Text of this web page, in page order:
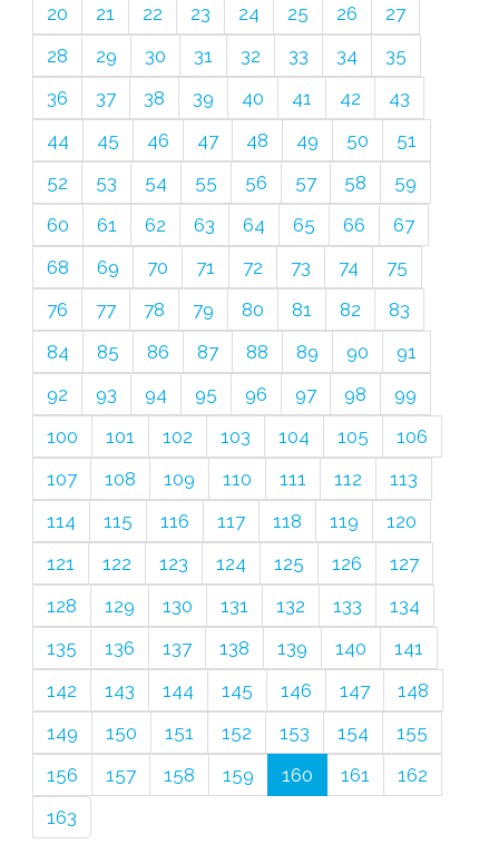
20
21 22 23 24 25 26
27
28
29 30 31 32 33 34
35
36
37 38 39 40 41 42
43
44
45 46 47 48 49 50
51
52
53 54 55 56 57 58
59
60
61 62 63 64 65 66
67
68
69 70 71 72 73 74
75
76
77 78 79 80 81 82
83
84
85 86 87 88 89 90
91
92
93 94 95 96 97 98
99
100
101 102 103 104 105
106
107
108 109 110 111 112
113
114
115 116 117 118 119
120
121
122 123 124 125 126
127
128
129 130 131 132 133
134
135
136 137 138 139 140
141
142
143 144 145 146 147
148
149
150 151 152 153 154
155
156
157 158 159 160 161
162
163